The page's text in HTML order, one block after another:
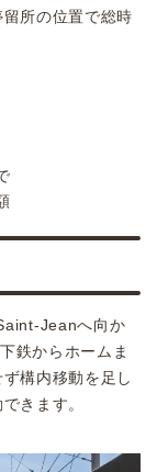
所の位置で総時
Jeanへ向か
鉄からホームま
構内移動を足し
きます。